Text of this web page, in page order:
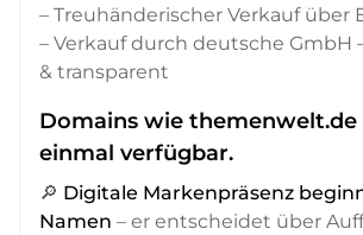
– Treuhänderischer Verkauf über
– Verkauf durch deutsche GmbH
& transparent
Domains wie themenwelt.de
einmal verfügbar.
🔎 Digitale Markenpräsenz
Namen – er entscheidet über